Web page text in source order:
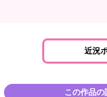
近況
この作品の